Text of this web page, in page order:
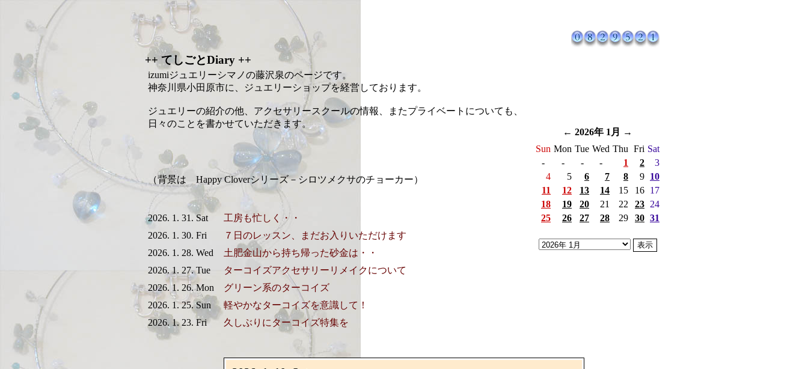
++ てしごとDiary ++
izumiジュエリーシマノの藤沢泉のページです。
神奈川県小田原市に、ジュエリーショップを経営しております。
ジュエリーの紹介の他、アクセサリースクールの情報、またプライベートについても、
日々のことを書かせていただきます。
（背景は Happy Cloverシリーズ－シロツメクサのチョーカー）
2026. 1. 31. Sat
工房も忙しく・・
2026. 1. 30. Fri
７日のレッスン、まだお入りいただけます
2026. 1. 28. Wed
土肥金山から持ち帰った砂金は・・
2026. 1. 27. Tue
ターコイズアクセサリーリメイクについて
2026. 1. 26. Mon
グリーン系のターコイズ
2026. 1. 25. Sun
軽やかなターコイズを意識して！
2026. 1. 23. Fri
久しぶりにターコイズ特集を
← 2026年 1月
→
Sun Mon Tue Wed Thu Fri Sat
-
- - - 1 2
3
4
5 6 7 8 9 10
11
12 13 14 15 16 17
18
19 20 21 22 23 24
25
26 27 28 29 30 31